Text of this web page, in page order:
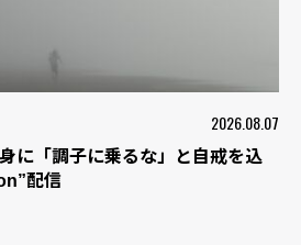
2026.08.07
に「調子に乗るな」と自戒を込
配信